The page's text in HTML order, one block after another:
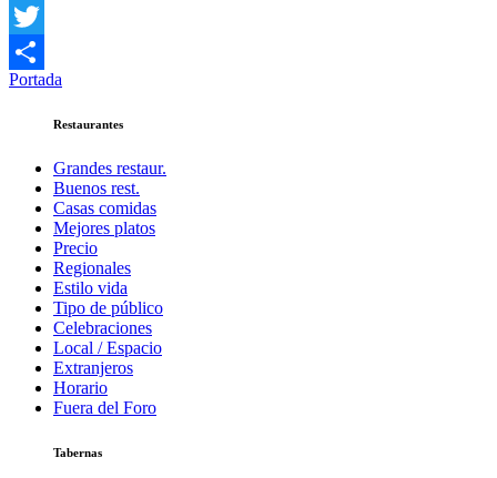
Facebook
Twitter
Compartir
Portada
Restaurantes
Grandes restaur.
Buenos rest.
Casas comidas
Mejores platos
Precio
Regionales
Estilo vida
Tipo de público
Celebraciones
Local / Espacio
Extranjeros
Horario
Fuera del Foro
Tabernas